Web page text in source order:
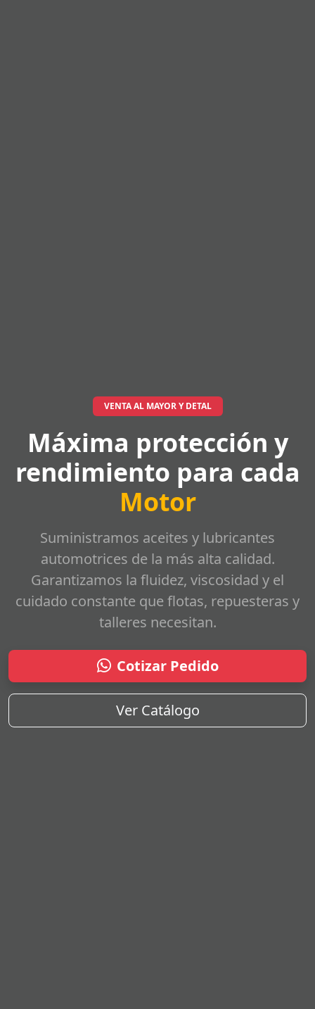
VENTA AL MAYOR Y DETAL
Máxima protección y
rendimiento para cada
Motor
Suministramos aceites y lubricantes
automotrices de la más alta calidad.
Garantizamos la fluidez, viscosidad y el
cuidado constante que flotas, repuesteras y
talleres necesitan.
Cotizar Pedido
Ver Catálogo